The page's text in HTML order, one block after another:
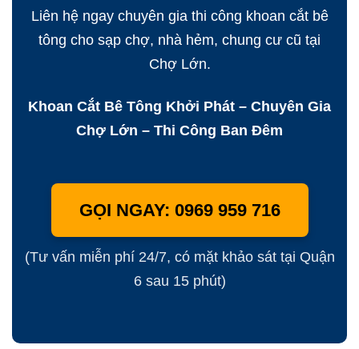
Liên hệ ngay chuyên gia thi công khoan cắt bê
tông cho sạp chợ, nhà hẻm, chung cư cũ tại
Chợ Lớn.
Khoan Cắt Bê Tông Khởi Phát – Chuyên Gia
Chợ Lớn – Thi Công Ban Đêm
GỌI NGAY: 0969 959 716
(Tư vấn miễn phí 24/7, có mặt khảo sát tại Quận
6 sau 15 phút)